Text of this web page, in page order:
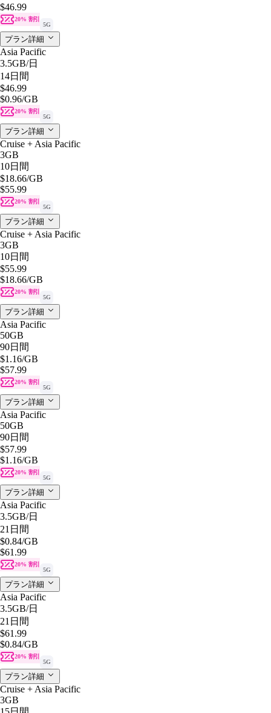
$46.99
20% 割引
5G
プラン詳細
Asia Pacific
3.5GB/日
14日間
$46.99
$0.96/GB
20% 割引
5G
プラン詳細
Cruise + Asia Pacific
3GB
10日間
$18.66/GB
$55.99
20% 割引
5G
プラン詳細
Cruise + Asia Pacific
3GB
10日間
$55.99
$18.66/GB
20% 割引
5G
プラン詳細
Asia Pacific
50GB
90日間
$1.16/GB
$57.99
20% 割引
5G
プラン詳細
Asia Pacific
50GB
90日間
$57.99
$1.16/GB
20% 割引
5G
プラン詳細
Asia Pacific
3.5GB/日
21日間
$0.84/GB
$61.99
20% 割引
5G
プラン詳細
Asia Pacific
3.5GB/日
21日間
$61.99
$0.84/GB
20% 割引
5G
プラン詳細
Cruise + Asia Pacific
3GB